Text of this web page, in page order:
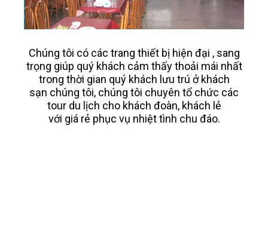
Chúng tôi có các trang thiết bị hiện đại , sang
trọng giúp quý khách cảm thấy thoải mái nhất
trong thời gian quý khách lưu trú ở khách
sạn chúng tôi, chúng tôi chuyên tổ chức các
tour du lịch cho khách đoàn, khách lẻ
với giá rẻ phục vụ nhiệt tình chu đáo.